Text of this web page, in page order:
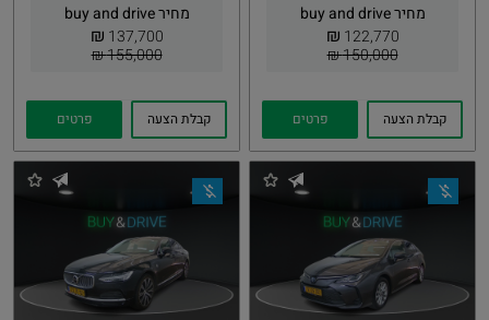
מחיר buy and drive
122,770
₪
150,000 ₪
קבלת הצעה פרטים
מחיר buy and drive
137,700
₪
155,000 ₪
קבלת הצעה פרטים